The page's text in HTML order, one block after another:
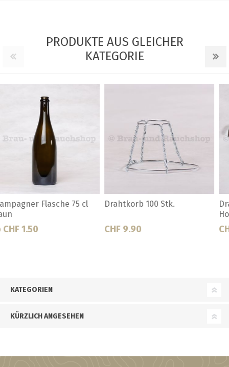
PRODUKTE AUS GLEICHER
KATEGORIE
Drahtkorbspanner mit
Holzgriff
CHF 4.70
Holzzapfen 29x19 / 1 Stk. zu
Ab CHF 0.65
KATEGORIEN
KÜRZLICH ANGESEHEN